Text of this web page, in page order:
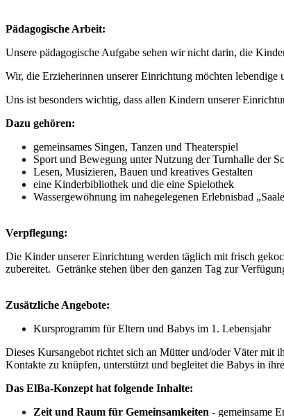
Pädagogische Arbeit:
Unsere pädagogische Aufgabe sehen wir nicht darin, die
Wir, die Erzieherinnen unserer Einrichtung möchten
Uns ist besonders wichtig, dass allen Kindern unserer
Dazu gehören:
gemeinsames Singen, Tanzen und Theaterspiel
Sport und Bewegung unter Nutzung der Turnhalle der
Lesen, Musizieren, Bauen und kreatives Gestalten
eine Kinderbibliothek und die eine Spielothek
Wassergewöhnung im nahegelegenen Erlebnisbad
Verpflegung:
Die Kinder unserer Einrichtung werden täglich mit frisch
zubereitet. Getränke stehen über den ganzen Tag zur
Zusätzliche Angebote:
Kursprogramm für Eltern und Babys im 1. Lebensjahr
Dieses Kursangebot richtet sich an Mütter und/oder Väter mit
Kontakte zu knüpfen, unterstützt und begleitet die Babys in
Das ElBa-Konzept hat folgende Inhalte:
Zeit und Raum für Gemeinsamkeiten - gemeinsame